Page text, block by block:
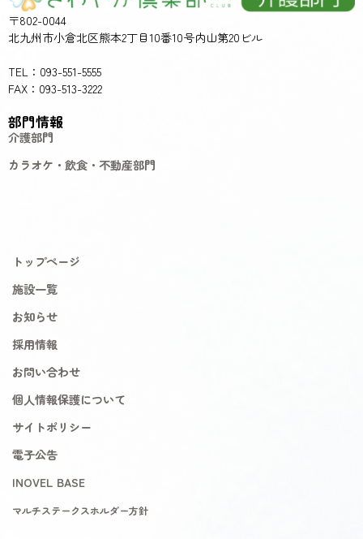
〒802-0044
北九州市小倉北区熊本2丁目10番10号内山第20ビル
TEL：093-551-5555
FAX：093-513-3222
部門情報
介護部門
カラオケ・飲食・不動産部門
トップページ
施設一覧
お知らせ
採用情報
お問い合わせ
個人情報保護について
サイトポリシー
電子公告
INOVEL BASE
マルチステークスホルダー方針